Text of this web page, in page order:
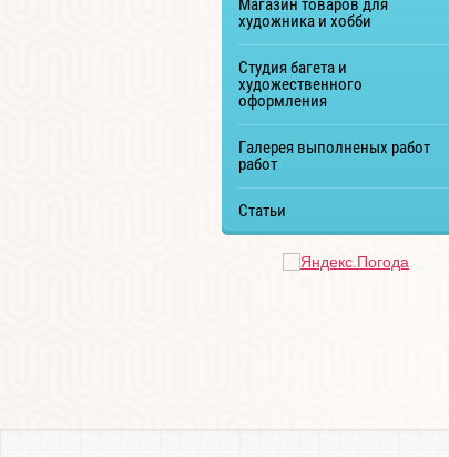
Магазин товаров для
художника и хобби
Студия багета и
художественного
оформления
Галерея выполненых работ
работ
Статьи